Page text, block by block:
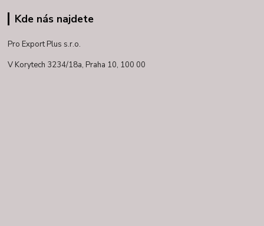
Kde nás najdete
Pro Export Plus s.r.o.
V Korytech 3234/18a, Praha 10, 100 00